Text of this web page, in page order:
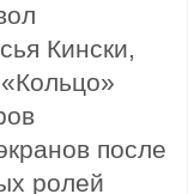
Кински,
после
ролей